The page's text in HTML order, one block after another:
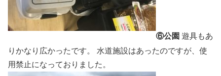
⑥公園 遊具もあ
りかなり広かったです。 水道施設はあったのですが、使
用禁止になっておりました。